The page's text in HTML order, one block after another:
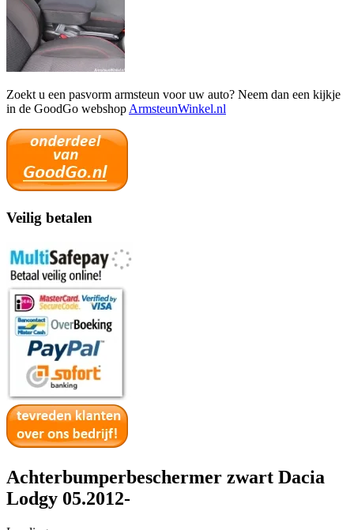
Zoekt u een pasvorm armsteun voor uw auto? Neem dan een kijkje
in de GoodGo webshop ArmsteunWinkel.nl
Veilig betalen
Achterbumperbeschermer zwart Dacia
Lodgy 05.2012-